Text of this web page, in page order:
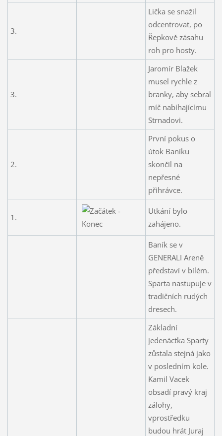
3.
Lička se snažil
odcentrovat, po
Řepkově zásahu
roh pro hosty.
3.
Jaromír Blažek
musel rychle z
branky, aby sebral
míč nabíhajícímu
Strnadovi.
2.
První pokus o
útok Baníku
skončil na
nepřesné
přihrávce.
1.
Utkání bylo
zahájeno.
Baník se v
GENERALI Areně
představí v bílém.
Sparta nastupuje v
tradičních rudých
dresech.
Základní
jedenáctka Sparty
zůstala stejná jako
v posledním kole.
Kamil Vacek
obsadí pravý kraj
zálohy,
vprostředku
budou hrát Juraj